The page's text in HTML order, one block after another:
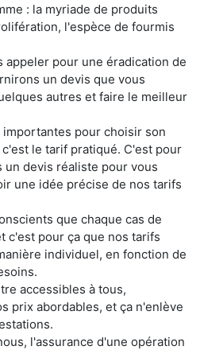
: la myriade de produits
l'espèce de fourmis
appeler pour une éradication de
un devis que vous
autres et faire le meilleur
pour choisir son
le tarif pratiqué. C'est pour
un devis réaliste pour vous
une idée précise de nos tarifs
que chaque cas de
c'est pour ça que nos tarifs
individuel, en fonction de
accessibles à tous,
prix abordables, et ça n'enlève
l'assurance d'une opération